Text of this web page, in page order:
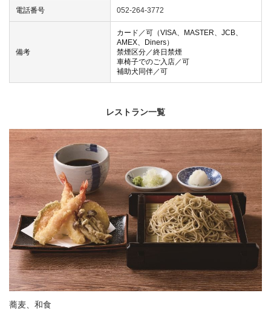
電話番号 052-264-3772
備考
カード／可（VISA、MASTER、JCB、
AMEX、Diners）
禁煙区分／終日禁煙
車椅子でのご入店／可
補助犬同伴／可
レストラン一覧
蕎麦、和食